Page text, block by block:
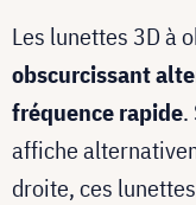
Les lunettes 3D à
obscurcissant
fréquence rapide.
affiche
droite, ces